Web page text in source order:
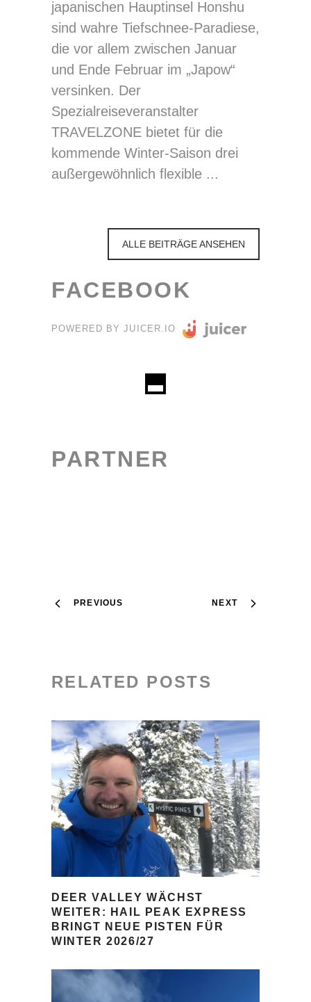
japanischen Hauptinsel Honshu
sind wahre Tiefschnee-Paradiese,
die vor allem zwischen Januar
und Ende Februar im „Japow“
versinken. Der
Spezialreiseveranstalter
TRAVELZONE bietet für die
kommende Winter-Saison drei
außergewöhnlich flexible
ALLE BEITRÄGE ANSEHEN
FACEBOOK
POWERED BY JUICER.IO
PARTNER
PREVIOUS NEXT
RELATED POSTS
DEER VALLEY WÄCHST
WEITER: HAIL PEAK EXPRESS
BRINGT NEUE PISTEN FÜR
WINTER 2026/27